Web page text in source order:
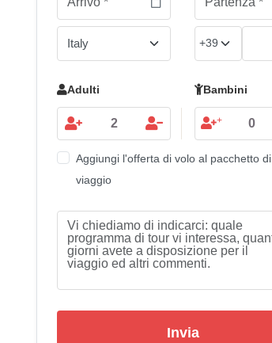
Adulti Bambini
+
Aggiungi l'offerta di volo al pacchetto di
viaggio
Invia